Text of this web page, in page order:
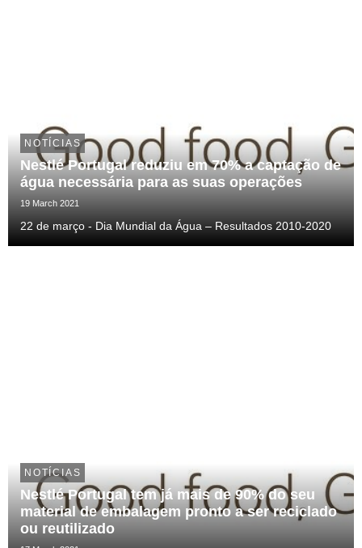
NOTÍCIAS
Nestlé Portugal reduziu em 70% a captação de
água necessária para as suas operações
19 March 2021
22 de março - Dia Mundial da Água – Resultados 2010-2020
NOTÍCIAS
Nestlé Portugal tem já mais de 90% do seu
material de embalagem pronto a ser reciclado
ou reutilizado